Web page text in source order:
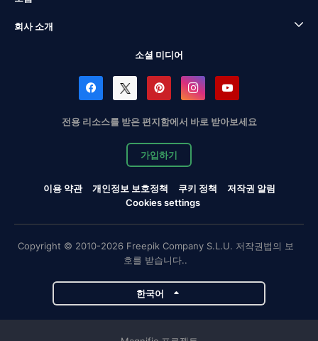
회사 소개
소셜 미디어
전용 리소스를 받은 편지함에서 바로 받아보세요
가입하기
이용 약관 개인정보 보호정책 쿠키 정책
저작권 알림
Cookies settings
Copyright © 2010-2026 Freepik Company S.L.U. 저작권법의 보
호를 받습니다..
한국어